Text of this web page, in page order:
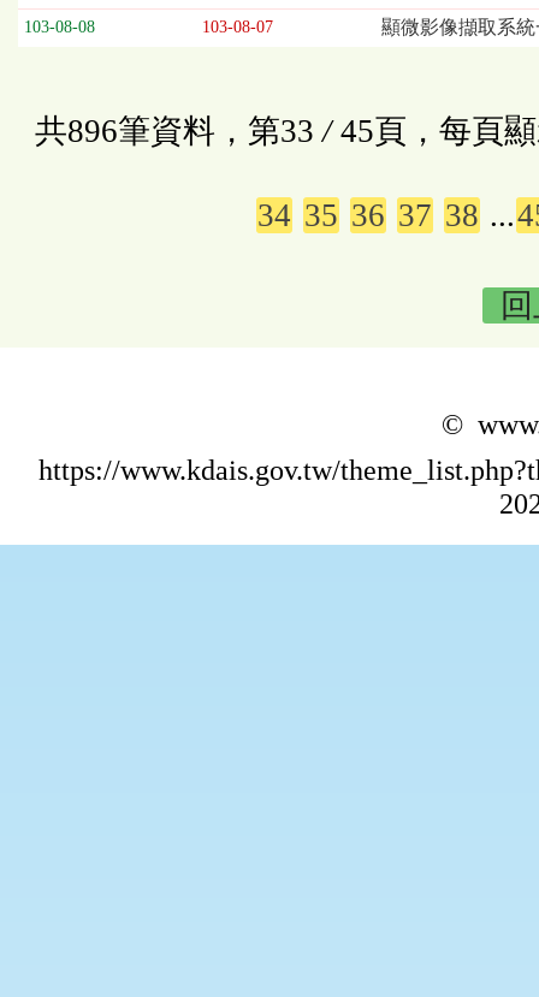
103-08-08 103-08-07 顯微影像擷取系
共896筆資料，第33 /45頁，每頁
34 35 36 37 38 ...
©
https://www.kdais.gov.tw/